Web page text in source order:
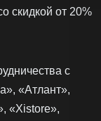
скидкой от 20%
с
«Атлант»,
«Xistore»,